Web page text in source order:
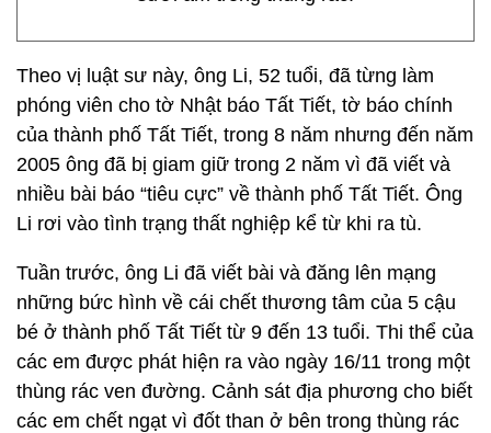
Theo vị luật sư này, ông Li, 52 tuổi, đã từng làm
phóng viên cho tờ Nhật báo Tất Tiết, tờ báo chính
của thành phố Tất Tiết, trong 8 năm nhưng đến năm
2005 ông đã bị giam giữ trong 2 năm vì đã viết và
nhiều bài báo “tiêu cực” về thành phố Tất Tiết. Ông
Li rơi vào tình trạng thất nghiệp kể từ khi ra tù.
Tuần trước, ông Li đã viết bài và đăng lên mạng
những bức hình về cái chết thương tâm của 5 cậu
bé ở thành phố Tất Tiết từ 9 đến 13 tuổi. Thi thể của
các em được phát hiện ra vào ngày 16/11 trong một
thùng rác ven đường. Cảnh sát địa phương cho biết
các em chết ngạt vì đốt than ở bên trong thùng rác